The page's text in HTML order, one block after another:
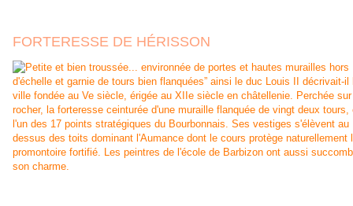
FORTERESSE DE HÉRISSON